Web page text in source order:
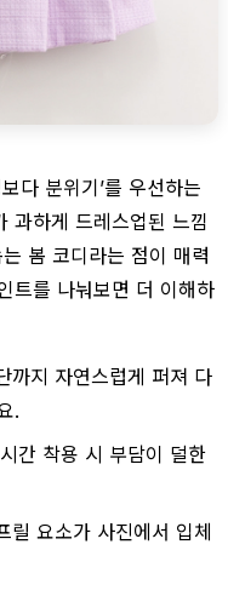
다 분위기’를 우선하는
과하게 드레스업된 느낌
봄 코디라는 점이 매력
트를 나눠보면 더 이해하
까지 자연스럽게 퍼져 다
.
간 착용 시 부담이 덜한
릴 요소가 사진에서 입체